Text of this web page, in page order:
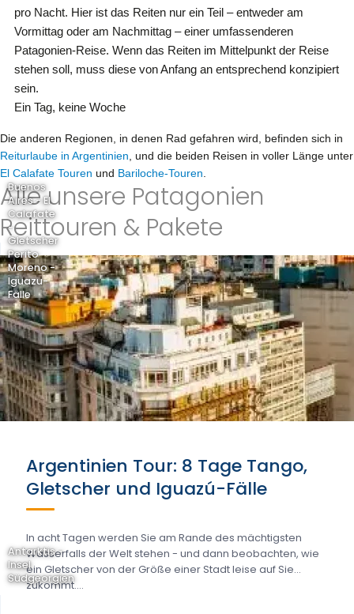
pro Nacht. Hier ist das Reiten nur ein Teil – entweder am
Vormittag oder am Nachmittag – einer umfassenderen
Patagonien-Reise. Wenn das Reiten im Mittelpunkt der Reise
stehen soll, muss diese von Anfang an entsprechend konzipiert
sein.
Ein Tag, keine Woche
Die anderen Regionen, in denen Rad gefahren wird, befinden sich in
Reiturlaube in Argentinien , und die beiden Reisen in voller Länge unter
El Calafate Touren und Bariloche-Touren
Alle unsere Patagonien
Reittouren & Pakete
Buenos
Aires - El
Calafate
-
Gletscher
Perito
Moreno -
Iguazu-
Fälle
Argentinien Tour: 8 Tage Tango,
Gletscher und Iguazú-Fälle
In acht Tagen werden Sie am Rande des mächtigsten
Wasserfalls der Welt stehen - und dann beobachten, wie
ein Gletscher von der Größe einer Stadt leise auf Sie
zukommt....
Antarktis -
Insel
Südgeorgien